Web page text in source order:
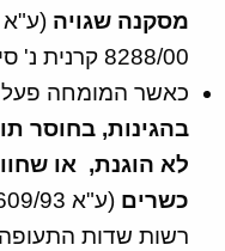
מסקנה שגויה
8288/00 קרנית נ' סיכסך).
כאשר המומחה פעל
בהגינות, בחוסר
לא הוגנת, או
כשרים
רשות שדות